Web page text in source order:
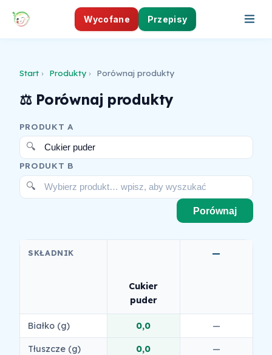
Wycofane Przepisy
Start › Produkty › Porównaj produkty
⚖️ Porównaj produkty
PRODUKT A
Cukier puder
PRODUKT B
Wybierz produkt… wpisz, aby wyszukać
Porównaj
SKŁADNIK
Cukier
puder
—
Białko (g) 0,0 —
Tłuszcze (g) 0,0 —